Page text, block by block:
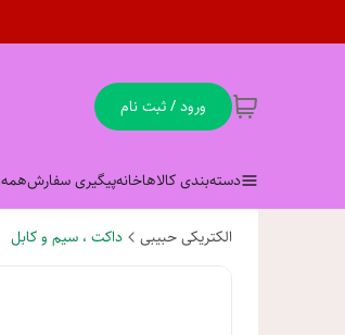
ورود / ثبت نام
دسته‌بندی کالاهاخانهپیگیری سفارش
الکتریکی حبیبی داکت ، سیم و کابل